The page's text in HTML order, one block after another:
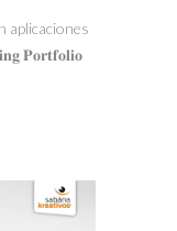
aplicaciones
𝐏𝐨𝐫𝐭𝐟𝐨𝐥𝐢𝐨